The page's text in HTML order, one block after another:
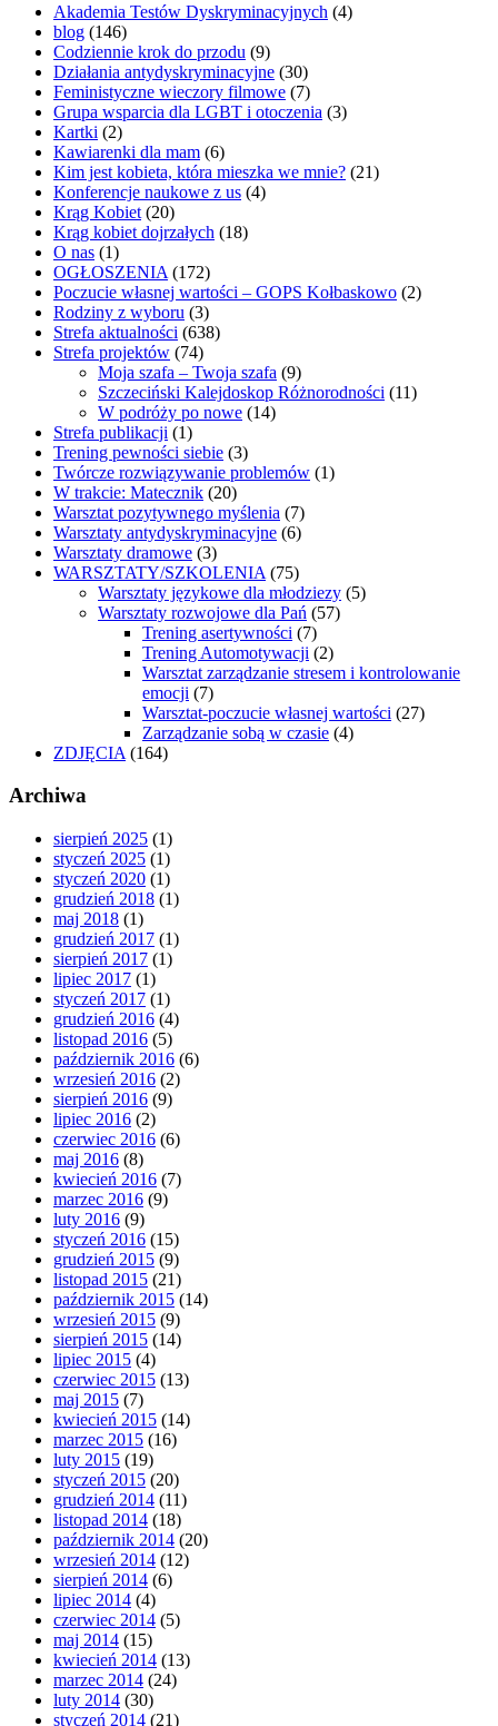
Akademia Testów Dyskryminacyjnych (4)
blog (146)
Codziennie krok do przodu (9)
Działania antydyskryminacyjne (30)
Feministyczne wieczory filmowe (7)
Grupa wsparcia dla LGBT i otoczenia (3)
Kartki (2)
Kawiarenki dla mam (6)
Kim jest kobieta, która mieszka we mnie? (21)
Konferencje naukowe z us (4)
Krąg Kobiet (20)
Krąg kobiet dojrzałych (18)
O nas (1)
OGŁOSZENIA (172)
Poczucie własnej wartości – GOPS Kołbaskowo (2)
Rodziny z wyboru (3)
Strefa aktualności (638)
Strefa projektów (74)
Moja szafa – Twoja szafa (9)
Szczeciński Kalejdoskop Różnorodności (11)
W podróży po nowe (14)
Strefa publikacji (1)
Trening pewności siebie (3)
Twórcze rozwiązywanie problemów (1)
W trakcie: Matecznik (20)
Warsztat pozytywnego myślenia (7)
Warsztaty antydyskryminacyjne (6)
Warsztaty dramowe (3)
WARSZTATY/SZKOLENIA (75)
Warsztaty językowe dla młodziezy (5)
Warsztaty rozwojowe dla Pań (57)
Trening asertywności (7)
Trening Automotywacji (2)
Warsztat zarządzanie stresem i kontrolowanie
emocji (7)
Warsztat-poczucie własnej wartości (27)
Zarządzanie sobą w czasie (4)
ZDJĘCIA (164)
Archiwa
sierpień 2025 (1)
styczeń 2025 (1)
styczeń 2020 (1)
grudzień 2018 (1)
maj 2018 (1)
grudzień 2017 (1)
sierpień 2017 (1)
lipiec 2017 (1)
styczeń 2017 (1)
grudzień 2016 (4)
listopad 2016 (5)
październik 2016 (6)
wrzesień 2016 (2)
sierpień 2016 (9)
lipiec 2016 (2)
czerwiec 2016 (6)
maj 2016 (8)
kwiecień 2016 (7)
marzec 2016 (9)
luty 2016 (9)
styczeń 2016 (15)
grudzień 2015 (9)
listopad 2015 (21)
październik 2015 (14)
wrzesień 2015 (9)
sierpień 2015 (14)
lipiec 2015 (4)
czerwiec 2015 (13)
maj 2015 (7)
kwiecień 2015 (14)
marzec 2015 (16)
luty 2015 (19)
styczeń 2015 (20)
grudzień 2014 (11)
listopad 2014 (18)
październik 2014 (20)
wrzesień 2014 (12)
sierpień 2014 (6)
lipiec 2014 (4)
czerwiec 2014 (5)
maj 2014 (15)
kwiecień 2014 (13)
marzec 2014 (24)
luty 2014 (30)
styczeń 2014 (21)